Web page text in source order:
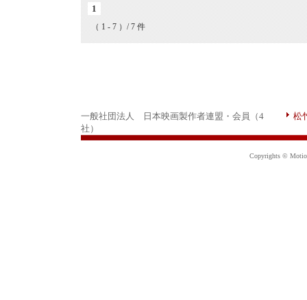
1
（ 1 - 7 ）/ 7 件
一般社団法人 日本映画製作者連盟・会員（4
社）
松
Copyrights ©